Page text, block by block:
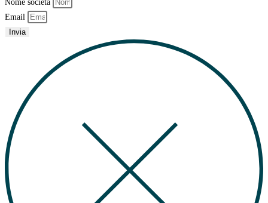
Nome società
Email
Invia